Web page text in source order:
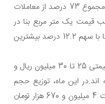
4 و 2 نیز به ترتیب با اختصاص سهم 11 درصدی و 9.9 درصدی در رتبه های بعدی قرار گرفتند.در مجموع 73 درصد از معاملات
قیمت یک متر مربع بنا در
مرداد ماه سال جاری نشان می دهد در دامنه قیمتی 30 تا 35 میلیون ریال به ازای هر متر مربع بنا با سهم 12.2 درصد بیشترین
به نظر می رسد این رنج قیمتی جذاب ترین رنج قیمتی برای تهرانی هاست.در عین حال محدوده قیمتی 25 تا 30 میلیون ریال و
های بعدی قرار گرفته اند.در این ماه، توزیع حجم
معاملات به گونه ای بوده است که 59.3 درصد واحدهای مسکونی با قیمتی کمتر از متوسط قیمت 4 میلیون و 670 هزار تومان